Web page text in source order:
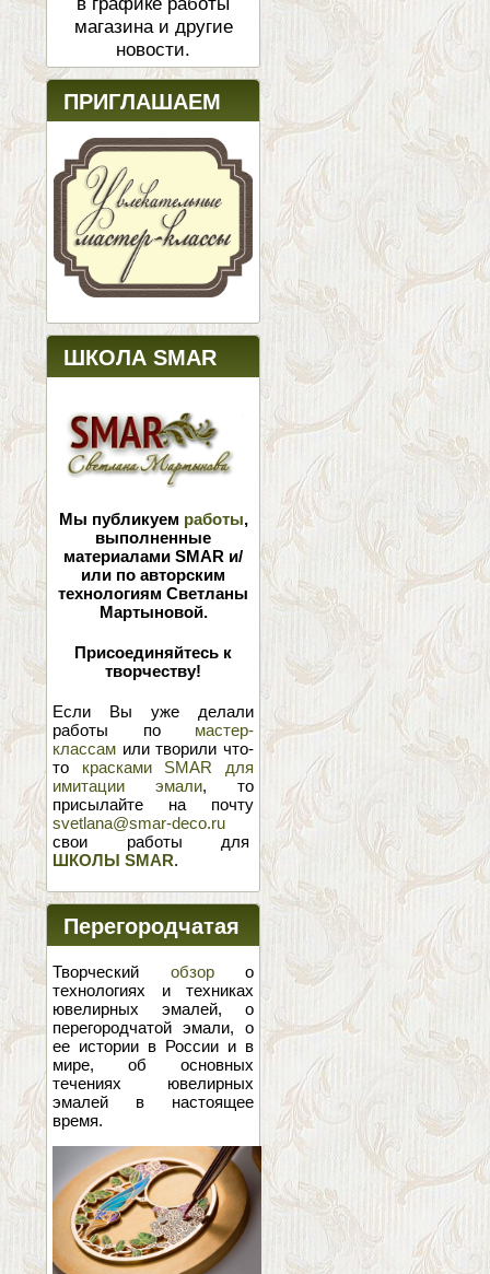
магазина и другие
новости.
ПРИГЛАШАЕМ
ШКОЛА SMAR
Мы публикуем работы,
выполненные
материалами SMAR и/
или по авторским
технологиям Светланы
Мартыновой.
Присоединяйтесь к
творчеству!
Если Вы уже делали
работы по мастер-
классам или творили что-
то красками SMAR для
имитации эмали, то
присылайте на почту
svetlana@smar-deco.ru
свои работы для
ШКОЛЫ SMAR.
Перегородчатая
эмаль
Творческий обзоро
технологиях и техниках
ювелирных эмалей, о
перегородчатой эмали, о
ее истории в России и в
мире, об основных
течениях ювелирных
эмалей в настоящее
время.